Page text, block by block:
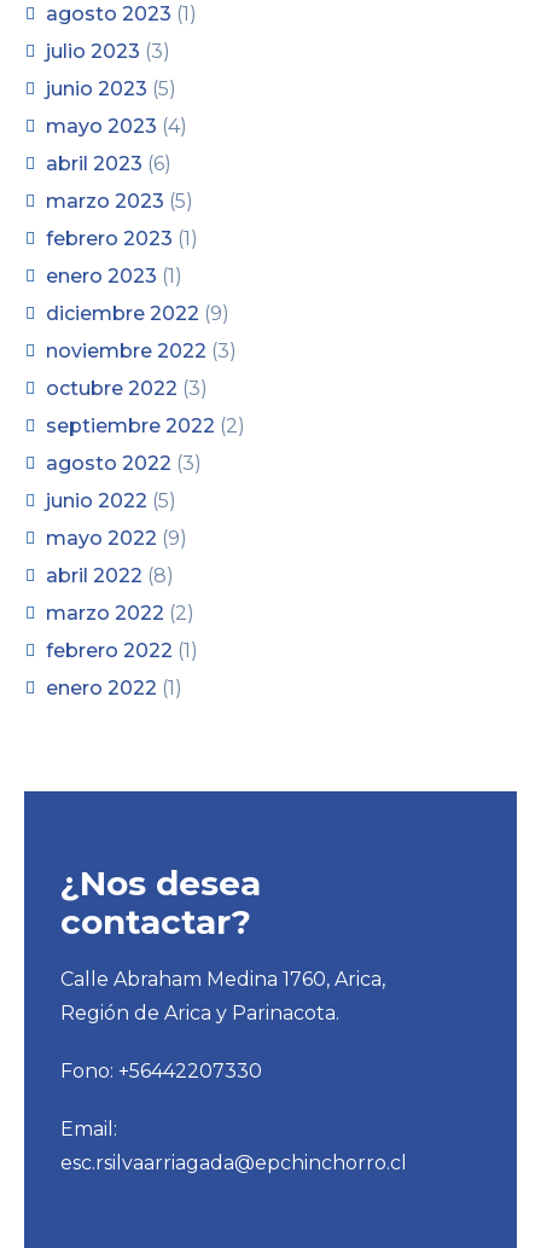
agosto 2023 (1)
julio 2023 (3)
junio 2023 (5)
mayo 2023 (4)
abril 2023 (6)
marzo 2023 (5)
febrero 2023 (1)
enero 2023 (1)
diciembre 2022 (9)
noviembre 2022 (3)
octubre 2022 (3)
septiembre 2022 (2)
agosto 2022 (3)
junio 2022 (5)
mayo 2022 (9)
abril 2022 (8)
marzo 2022 (2)
febrero 2022 (1)
enero 2022 (1)
¿Nos desea
contactar?
Calle Abraham Medina 1760, Arica,
Región de Arica y Parinacota.
Fono: +56442207330
Email:
esc.rsilvaarriagada@epchinchorro.cl